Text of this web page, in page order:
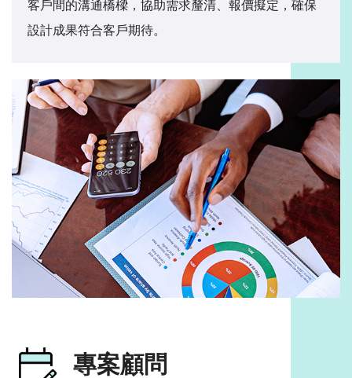
客戶間的溝通橋樑，協助需求釐清、報價擬定，確保
設計成果符合客戶期待。
專案顧問